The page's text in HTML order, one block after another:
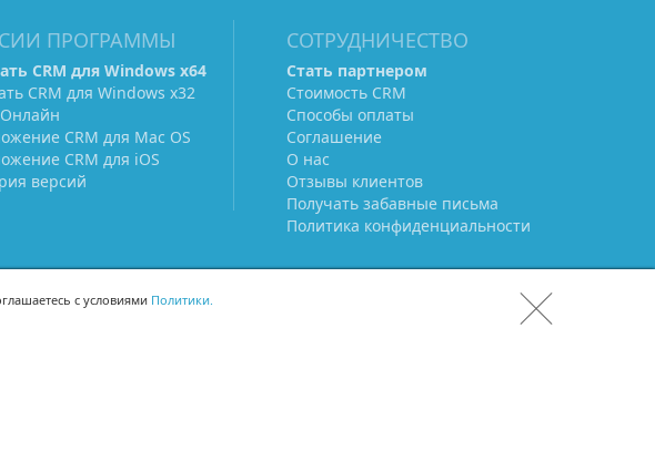
ПРОГРАММЫ
CRM для Windows х64
CRM для Windows х32
CRM для Mac OS
CRM для iOS
версий
СОТРУДНИЧЕСТВО
Стать партнером
Стоимость CRM
Способы оплаты
Соглашение
О нас
Отзывы клиентов
Получать забавные письма
Политика конфиденциальности
с условиями Политики.
Еще
«Простой бизнес»